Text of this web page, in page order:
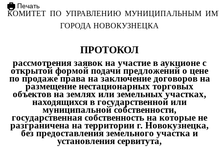
Печать
КОМИТЕТ ПО УПРАВЛЕНИЮ МУНИЦИПАЛЬНЫМ
ГОРОДА НОВОКУЗНЕЦКА
ПРОТОКОЛ
рассмотрения заявок на участие в аукционе с
открытой формой подачи предложений о цене
по продаже права на заключение договоров на
размещение нестационарных торговых
объектов на землях или земельных участках,
находящихся в государственной или
муниципальной собственности,
государственная собственность на которые не
разграничена на территории г. Новокузнецка,
без предоставления земельного участка и
установления сервитута,